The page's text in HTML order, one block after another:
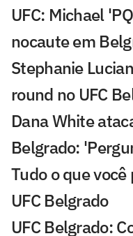
UFC: Michael
nocaute em
Stephanie
round no UFC
Dana White
Belgrado:
Tudo o que
UFC Belgrado
UFC Belgrado: